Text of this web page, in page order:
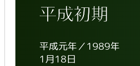
平成元年／1989年
1月18日